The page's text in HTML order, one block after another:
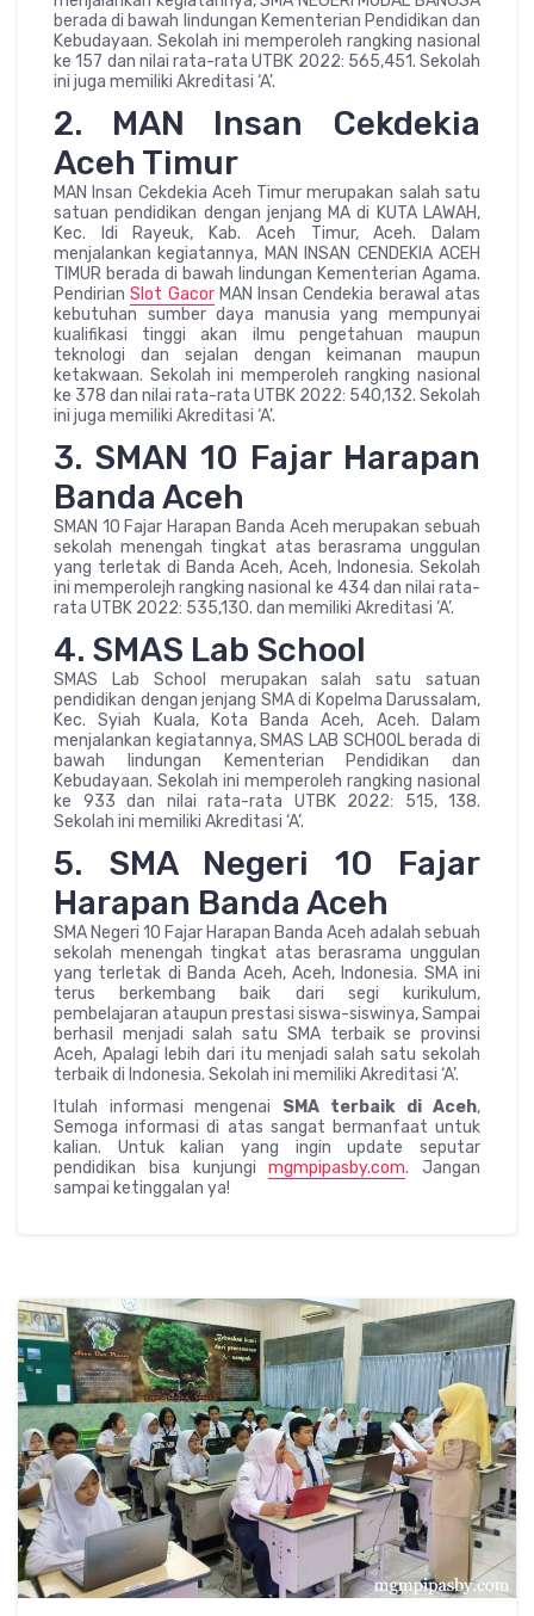
berada di bawah lindungan Kementerian Pendidikan dan
Kebudayaan. Sekolah ini memperoleh rangking nasional
ke 157 dan nilai rata-rata UTBK 2022: 565,451. Sekolah
ini juga memiliki Akreditasi ‘A’.
2. MAN Insan Cekdekia
Aceh Timur
MAN Insan Cekdekia Aceh Timur merupakan salah satu
satuan pendidikan dengan jenjang MA di KUTA LAWAH,
Kec. Idi Rayeuk, Kab. Aceh Timur, Aceh. Dalam
menjalankan kegiatannya, MAN INSAN CENDEKIA ACEH
TIMUR berada di bawah lindungan Kementerian Agama.
PendirianSlot GacorMAN Insan Cendekia berawal atas
kebutuhan sumber daya manusia yang mempunyai
kualifikasi tinggi akan ilmu pengetahuan maupun
teknologi dan sejalan dengan keimanan maupun
ketakwaan. Sekolah ini memperoleh rangking nasional
ke 378 dan nilai rata-rata UTBK 2022: 540,132. Sekolah
ini juga memiliki Akreditasi ‘A’.
3. SMAN 10 Fajar Harapan
Banda Aceh
SMAN 10 Fajar Harapan Banda Aceh merupakan sebuah
sekolah menengah tingkat atas berasrama unggulan
yang terletak di Banda Aceh, Aceh, Indonesia. Sekolah
ini memperolejh rangking nasional ke 434 dan nilai rata-
rata UTBK 2022: 535,130. dan memiliki Akreditasi ‘A’.
4. SMAS Lab School
SMAS Lab School merupakan salah satu satuan
pendidikan dengan jenjang SMA di Kopelma Darussalam,
Kec. Syiah Kuala, Kota Banda Aceh, Aceh. Dalam
menjalankan kegiatannya, SMAS LAB SCHOOL berada di
bawah lindungan Kementerian Pendidikan dan
Kebudayaan. Sekolah ini memperoleh rangking nasional
ke 933 dan nilai rata-rata UTBK 2022: 515, 138.
Sekolah ini memiliki Akreditasi ‘A’.
5. SMA Negeri 10 Fajar
Harapan Banda Aceh
SMA Negeri 10 Fajar Harapan Banda Aceh adalah sebuah
sekolah menengah tingkat atas berasrama unggulan
yang terletak di Banda Aceh, Aceh, Indonesia. SMA ini
terus berkembang baik dari segi kurikulum,
pembelajaran ataupun prestasi siswa-siswinya, Sampai
berhasil menjadi salah satu SMA terbaik se provinsi
Aceh, Apalagi lebih dari itu menjadi salah satu sekolah
terbaik di Indonesia. Sekolah ini memiliki Akreditasi ‘A’.
Itulah informasi mengenai SMA terbaik di Aceh,
Semoga informasi di atas sangat bermanfaat untuk
kalian. Untuk kalian yang ingin update seputar
pendidikan bisa kunjungimgmpipasby.com. Jangan
sampai ketinggalan ya!